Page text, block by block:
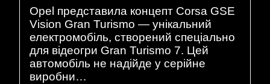
Opel представила концепт Corsa GSE
Vision Gran Turismo — унікальний
електромобіль, створений спеціально
для відеогри Gran Turismo 7. Цей
автомобіль не надійде у серійне
виробни…